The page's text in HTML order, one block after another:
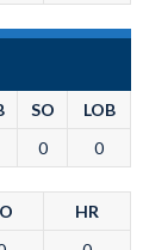
SO
LOB
0 0
HR